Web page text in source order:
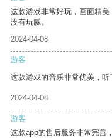
这款游戏非常好玩，画面精
没有玩腻。
2024-04-08
游客
这款游戏的音乐非常优美，听
2024-04-08
游客
这款app的售后服务非常完善